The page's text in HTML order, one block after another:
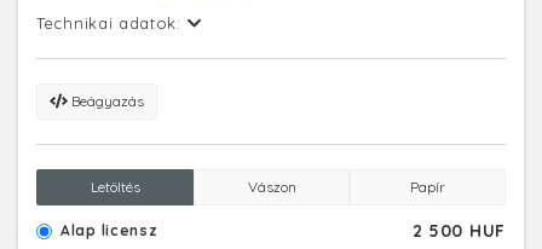
Technikai adatok:
Beágyazás
Letöltés Vászon Papír
Alap licensz 2 500 HUF